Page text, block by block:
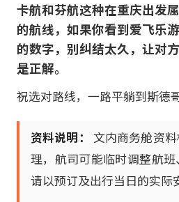
卡航和芬航这种在重庆出发
的航线，如果你看到爱飞乐
的数字，别纠结太久，让对
是正解。
祝选对路线，一路平躺到斯德
资料说明：
文内商务舱资
理，航司可能临时调整航班
请以预订及出行当日的实际